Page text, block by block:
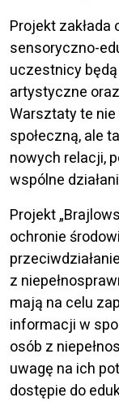
Projekt
sensoryczno-
uczestnicy
artystyczne
Warsztaty te
społeczną, ale
nowych relacji,
wspólne
Projekt
ochronie
z
mają na celu
informacji w
osób z
uwagę na ich
dostępie do